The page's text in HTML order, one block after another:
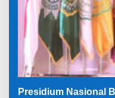
Presidium Nasional